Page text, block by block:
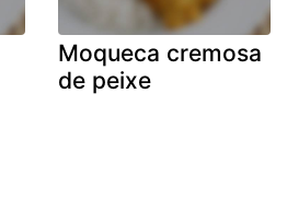
Moqueca cremosa
de peixe